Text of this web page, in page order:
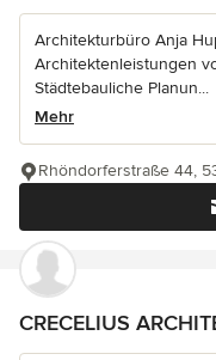
Architekturbüro Anja
Architektenleistungen
Städtebauliche Planun...
Mehr
Rhöndorferstraße 44,
CRECELIUS